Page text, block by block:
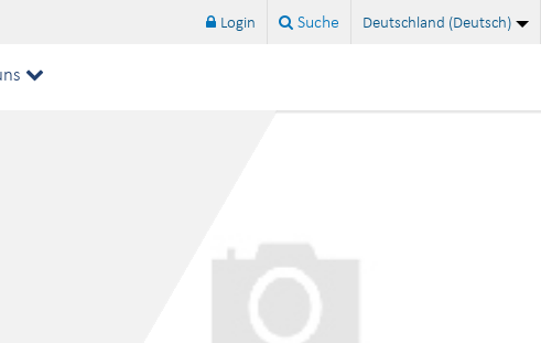
ISO 14001:2026 ist veröffentlicht -
Login Suche Deutschland (Deutsch)